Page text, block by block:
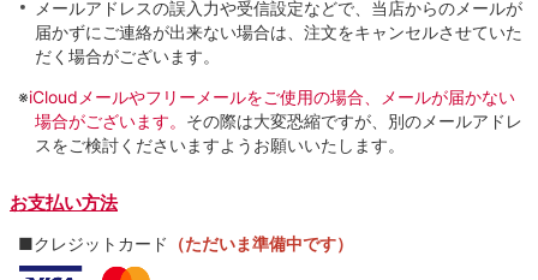
メールアドレスの誤入力や受信設定などで、当店からのメールが
届かずにご連絡が出来ない場合は、注文をキャンセルさせていた
だく場合がございます。
※iCloudメールやフリーメールをご使用の場合、メールが届かない
場合がございます。 その際は大変恐縮ですが、別のメールアドレ
スをご検討くださいますようお願いいたします。
お支払い方法
■クレジットカード （ただいま準備中です）